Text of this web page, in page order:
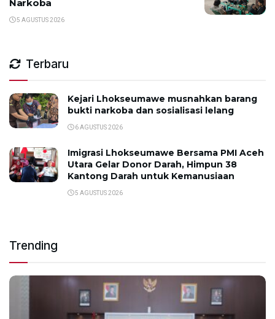
Narkoba
5 AGUSTUS 2026
Terbaru
Kejari Lhokseumawe musnahkan barang
bukti narkoba dan sosialisasi lelang
6 AGUSTUS 2026
Imigrasi Lhokseumawe Bersama PMI Aceh
Utara Gelar Donor Darah, Himpun 38
Kantong Darah untuk Kemanusiaan
5 AGUSTUS 2026
Trending